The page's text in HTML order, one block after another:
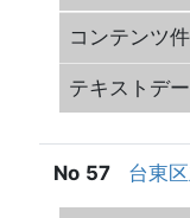
台東
57